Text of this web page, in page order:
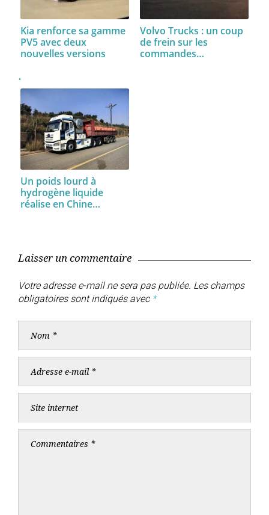
Kia renforce sa gamme
PV5 avec deux
nouvelles versions
Volvo Trucks : un coup
de frein sur les
commandes…
Un poids lourd à
hydrogène liquide
réalise en Chine…
Laisser un commentaire
Votre adresse e-mail ne sera pas publiée. Les champs
obligatoires sont indiqués avec *